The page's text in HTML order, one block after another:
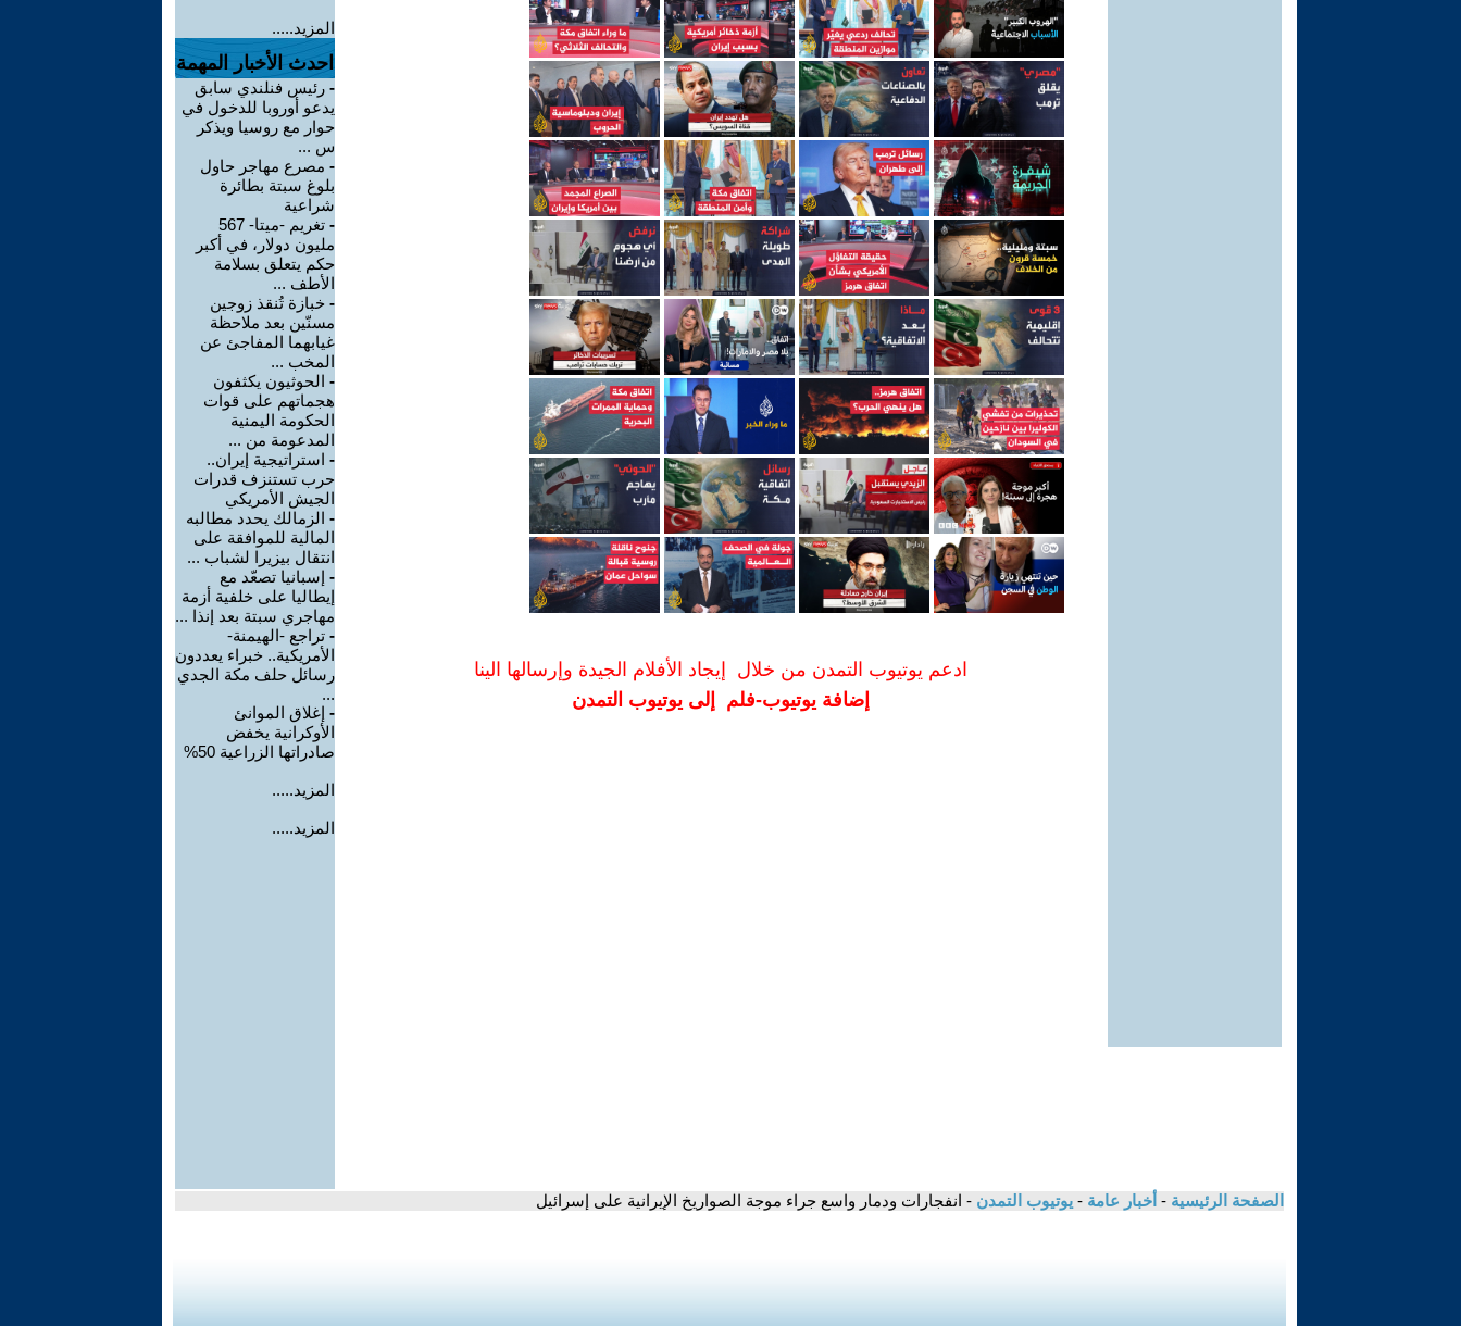
ادعم يوتيوب التمدن من خلال إيجاد الأفلام الجيدة وإرسالها الينا
إضافة يوتيوب-فلم إلى يوتيوب التمدن
المزيد.....
احدث الأخبار المهمة
- رئيس فنلندي سابق
يدعو أوروبا للدخول في
حوار مع روسيا ويذكر
س ...
- مصرع مهاجر حاول
بلوغ سبتة بطائرة
شراعية
-
تغريم -ميتا- 567
مليون دولار، في أكبر
حكم يتعلق بسلامة
الأطف ...
- خبازة تُنقذ زوجين
مسنّين بعد ملاحظة
غيابهما المفاجئ عن
المخب ...
- الحوثيون يكثفون
هجماتهم على قوات
الحكومة اليمنية
المدعومة من ...
- استراتيجية إيران..
حرب تستنزف قدرات
الجيش الأمريكي
- الزمالك يحدد مطالبه
المالية للموافقة على
انتقال بيزيرا لشباب ...
- إسبانيا تصعّد مع
إيطاليا على خلفية أزمة
مهاجري سبتة بعد إنذا ...
- تراجع -الهيمنة-
الأمريكية.. خبراء يعددون
رسائل حلف مكة الجدي
...
- إغلاق الموانئ
الأوكرانية يخفض
صادراتها الزراعية 50%
المزيد.....
المزيد.....
الصفحة الرئيسية - أخبار عامة - يوتيوب التمدن - انفجارات ودمار واسع جراء موجة الصواريخ الإيرانية على إسرائيل